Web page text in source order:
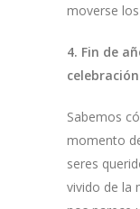
moverse
4. Fin de
celebración
Sabemos
momento
seres
vivido de la